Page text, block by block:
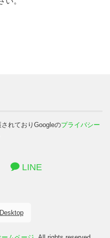
れておりGoogleのプライバシー
LINE
Desktop